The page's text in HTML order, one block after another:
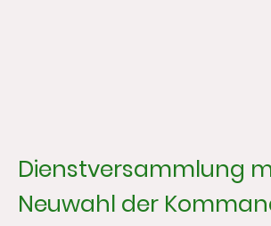
Dienstversammlung
Neuwahl der